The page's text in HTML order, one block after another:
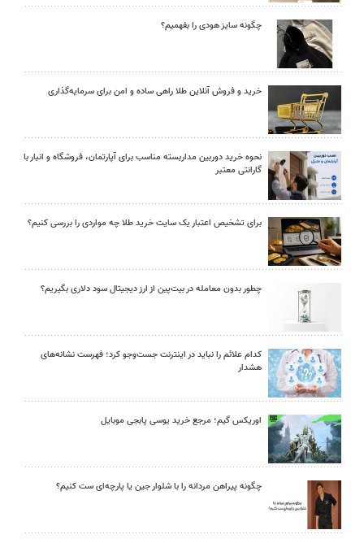
چگونه سایز هودی را بفهمیم؟
خرید و فروش آنلاین طلا راهی ساده و امن برای سرمایه‌گذاری
نحوه خرید دوربین مداربسته مناسب برای آپارتمان، فروشگاه و انبار با
گارانتی معتبر
برای تشخیص اعتبار یک سایت خرید طلا چه مواردی را بررسی کنیم؟
چطور بدون معامله در بیت‌پین از ارز دیجیتال سود دلاری بگیریم؟
کدام علائم را نباید در اینترنت جست‌وجو کرد؛ فهرست نشانه‌های
هشدار
اوریکس گیم؛ مرجع خرید یوسی پابجی موبایل
چگونه پیراهن مردانه را با شلوار جین یا پارچه‌ای ست کنیم؟